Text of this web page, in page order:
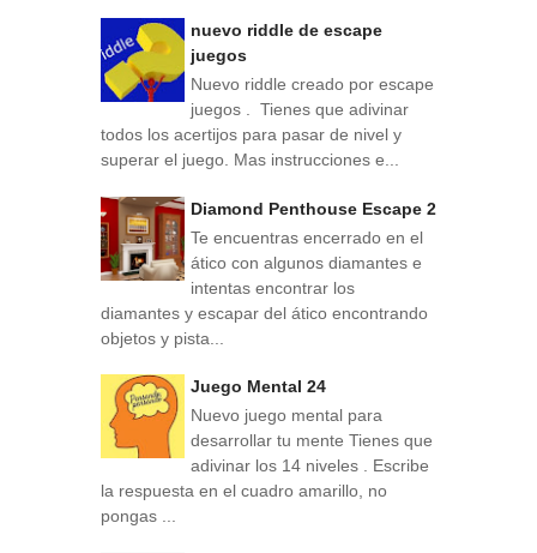
nuevo riddle de escape
juegos
Nuevo riddle creado por escape
juegos . Tienes que adivinar
todos los acertijos para pasar de nivel y
superar el juego. Mas instrucciones e...
Diamond Penthouse Escape 2
Te encuentras encerrado en el
ático con algunos diamantes e
intentas encontrar los
diamantes y escapar del ático encontrando
objetos y pista...
Juego Mental 24
Nuevo juego mental para
desarrollar tu mente Tienes que
adivinar los 14 niveles . Escribe
la respuesta en el cuadro amarillo, no
pongas ...